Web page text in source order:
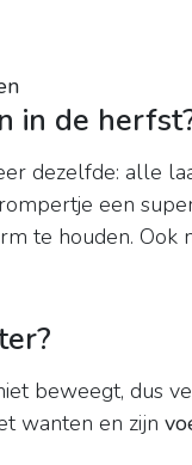
in de
dezelfde: alle
een
te houden.
beweegt, dus
wanten en zijn